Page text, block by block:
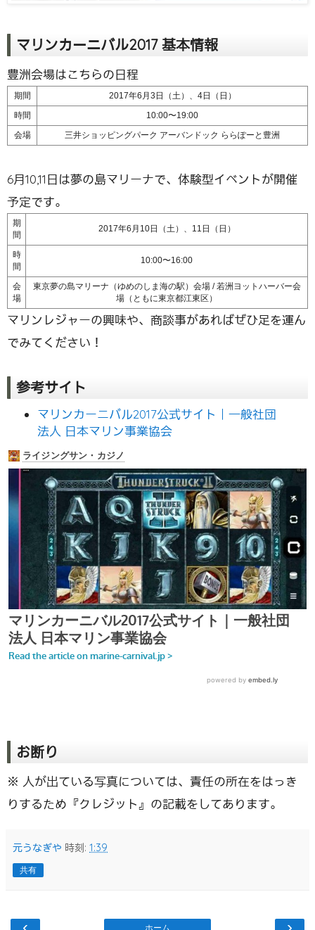
マリンカーニバル2017 基本情報
豊洲会場はこちらの日程
期間
2017年6月3日（土）、4日（日）
時間
10:00〜19:00
会場
三井ショッピングパーク アーバンドック ららぽーと豊洲
6月10,11日は夢の島マリーナで、体験型イベントが開催
予定です。
期
間
2017年6月10日（土）、11日（日）
時
間
10:00〜16:00
会
場
東京夢の島マリーナ（ゆめのしま海の駅）会場 / 若洲ヨットハーバー会
場（ともに東京都江東区）
マリンレジャーの興味や、商談事があればぜひ足を運ん
でみてください！
参考サイト
マリンカーニバル2017公式サイト｜一般社団
法人 日本マリン事業協会
お断り
※ 人が出ている写真については、責任の所在をはっき
りするため『クレジット』の記載をしてあります。
元うなぎや 時刻: 1:39
共有